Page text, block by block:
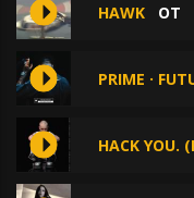
HAWK ОТ
PRIME ·
HACK YOU.